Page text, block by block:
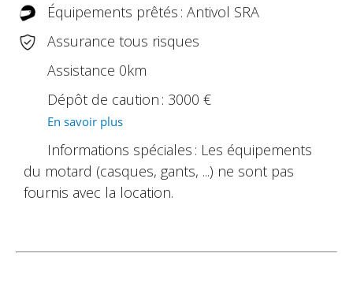
Équipements prêtés : Antivol SRA
Assurance tous risques
Assistance 0km
Dépôt de caution : 3000 €
En savoir plus
Informations spéciales : Les équipements
du motard (casques, gants, ...) ne sont pas
fournis avec la location.